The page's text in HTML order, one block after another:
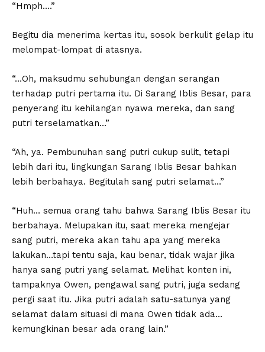
“Hmph….”
Begitu dia menerima kertas itu, sosok berkulit gelap itu
melompat-lompat di atasnya.
“…Oh, maksudmu sehubungan dengan serangan
terhadap putri pertama itu. Di Sarang Iblis Besar, para
penyerang itu kehilangan nyawa mereka, dan sang
putri terselamatkan…”
“Ah, ya. Pembunuhan sang putri cukup sulit, tetapi
lebih dari itu, lingkungan Sarang Iblis Besar bahkan
lebih berbahaya. Begitulah sang putri selamat…”
“Huh… semua orang tahu bahwa Sarang Iblis Besar itu
berbahaya. Melupakan itu, saat mereka mengejar
sang putri, mereka akan tahu apa yang mereka
lakukan…tapi tentu saja, kau benar, tidak wajar jika
hanya sang putri yang selamat. Melihat konten ini,
tampaknya Owen, pengawal sang putri, juga sedang
pergi saat itu. Jika putri adalah satu-satunya yang
selamat dalam situasi di mana Owen tidak ada…
kemungkinan besar ada orang lain.”